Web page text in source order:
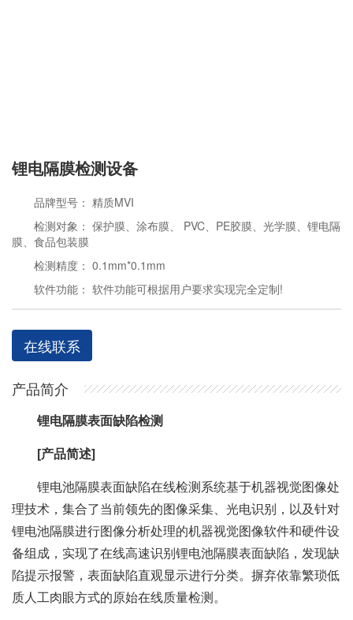
锂电隔膜检测设备
品牌型号： 精质MVI
检测对象： 保护膜、涂布膜、 PVC、PE胶膜、光学膜、锂电隔
膜、食品包装膜
检测精度： 0.1mm*0.1mm
软件功能： 软件功能可根据用户要求实现完全定制!
在线联系
产品简介
锂电隔膜表面缺陷检测
[产品简述]
锂电池隔膜表面缺陷在线检测系统基于机器视觉图像处
理技术，集合了当前领先的图像采集、光电识别，以及针对
锂电池隔膜进行图像分析处理的机器视觉图像软件和硬件设
备组成，实现了在线高速识别锂电池隔膜表面缺陷，发现缺
陷提示报警，表面缺陷直观显示进行分类。摒弃依靠繁琐低
质人工肉眼方式的原始在线质量检测。